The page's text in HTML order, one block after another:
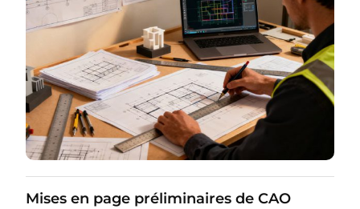
Mises en page préliminaires de CAO